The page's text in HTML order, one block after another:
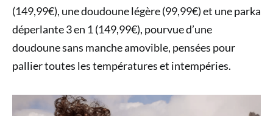
(149,99€), une doudoune légère (99,99€) et une parka
déperlante 3 en 1 (149,99€), pourvue d’une
doudoune sans manche amovible, pensées pour
pallier toutes les températures et intempéries.